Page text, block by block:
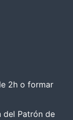
2h o formar
del Patrón de